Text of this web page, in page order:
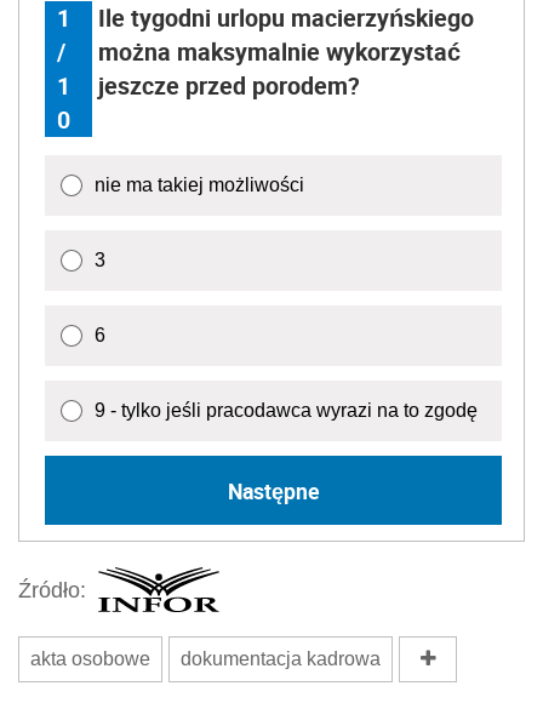
1
/
1
0
Ile tygodni urlopu macierzyńskiego
można maksymalnie wykorzystać
jeszcze przed porodem?
nie ma takiej możliwości
3
6
9 - tylko jeśli pracodawca wyrazi na to zgodę
Następne
Źródło:
akta osobowe dokumentacja kadrowa